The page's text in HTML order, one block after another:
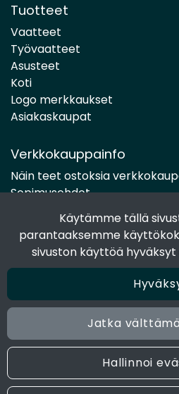
Käytämme tällä
parantaaksemme
sivuston käyttöä
Jatka
Hallinnoi
Tuotteet
Vaatteet
Työvaatteet
Asusteet
Koti
Logo merkkaukset
Asiakaskaupat
Verkkokauppainfo
Näin teet ostoksia
Sopimusehdot
Toimitustavat
Maksutavat
Tietosuojaseloste
Seuraa sosiaalisessa
Facebook
Instagram